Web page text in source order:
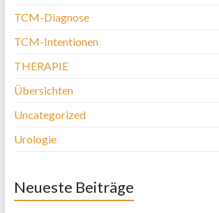
TCM-Diagnose
TCM-Intentionen
THERAPIE
Übersichten
Uncategorized
Urologie
Neueste Beiträge